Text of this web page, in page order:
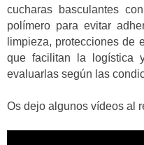
cucharas basculantes
polímero para evitar
limpieza, protecciones de
que facilitan la logística
evaluarlas según las
Os dejo algunos vídeos al